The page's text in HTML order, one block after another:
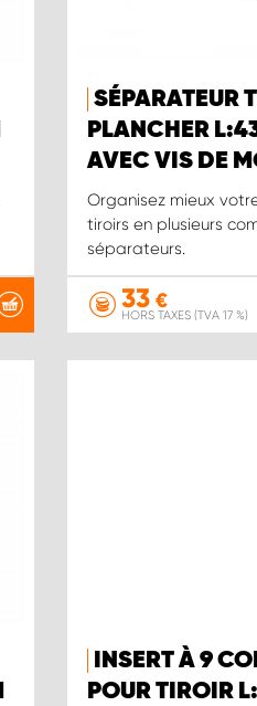
SÉPARATEUR
PLANCHER
AVEC VIS DE
Organisez mieux
tiroirs en plusieurs
séparateurs.
33 €
HORS TAXES (TVA 17 %)
INSERT À 9
POUR TIROIR